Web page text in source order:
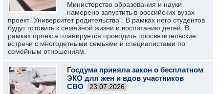
Министерство образования и науки
намерено запустить в российских вузах
проект "Университет родительства". В рамках него студентов
будут готовить к семейной жизни и воспитанию детей. В
рамках проекта планируется проводить просветительские
встречи с многодетными семьями и специалистами по
семейным отношениям.
Госдума приняла закон о бесплатном
ЭКО для жен и вдов участников
СВО
23.07.2026